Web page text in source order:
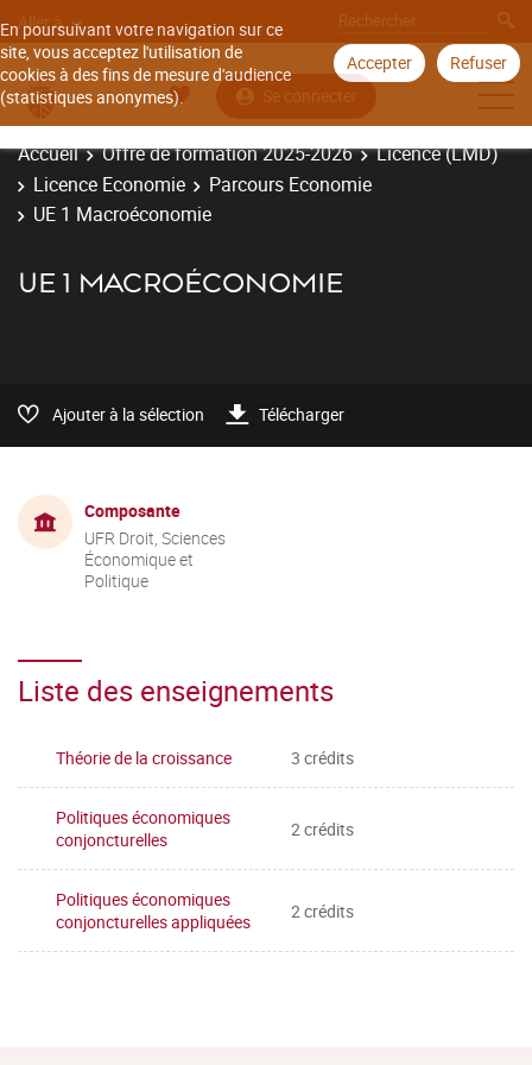
En poursuivant votre navigation sur ce
site, vous acceptez l'utilisation de
cookies à des fins de mesure d'audience
(statistiques anonymes).
Accepter Refuser
Aller à
Se connecter
Accueil Offre de formation 2025-2026
Licence (LMD)
Licence Economie
Parcours Economie
UE 1 Macroéconomie
UE 1 MACROÉCONOMIE
Ajouter à la sélection Télécharger
Composante
UFR Droit, Sciences
Économique et
Politique
Liste des enseignements
Théorie de la croissance 3 crédits
Politiques économiques
conjoncturelles
2 crédits
Politiques économiques
conjoncturelles appliquées
2 crédits